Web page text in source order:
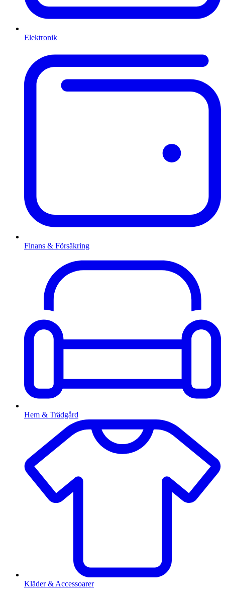
Elektronik
Finans & Försäkring
Hem & Trädgård
Kläder & Accessoarer